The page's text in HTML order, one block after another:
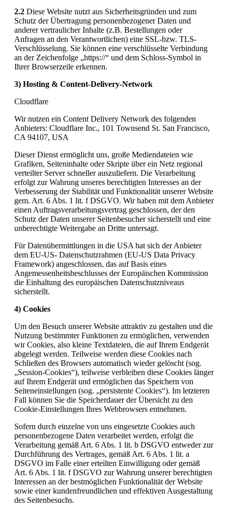
2.2 Diese Website nutzt aus Sicherheitsgründen und zum
Schutz der Übertragung personenbezogener Daten und
anderer vertraulicher Inhalte (z.B. Bestellungen oder
Anfragen an den Verantwortlichen) eine SSL-bzw. TLS-
Verschlüsselung. Sie können eine verschlüsselte Verbindung
an der Zeichenfolge „https://“ und dem Schloss-Symbol in
Ihrer Browserzeile erkennen.
3) Hosting & Content-Delivery-Network
Cloudflare
Wir nutzen ein Content Delivery Network des folgenden
Anbieters: Cloudflare Inc., 101 Townsend St. San Francisco,
CA 94107, USA
Dieser Dienst ermöglicht uns, große Mediendateien wie
Grafiken, Seiteninhalte oder Skripte über ein Netz regional
verteilter Server schneller auszuliefern. Die Verarbeitung
erfolgt zur Wahrung unseres berechtigten Interesses an der
Verbesserung der Stabilität und Funktionalität unserer Website
gem. Art. 6 Abs. 1 lit. f DSGVO. Wir haben mit dem Anbieter
einen Auftragsverarbeitungsvertrag geschlossen, der den
Schutz der Daten unserer Seitenbesucher sicherstellt und eine
unberechtigte Weitergabe an Dritte untersagt.
Für Datenübermittlungen in die USA hat sich der Anbieter
dem EU-US- Datenschutzrahmen (EU-US Data Privacy
Framework) angeschlossen, das auf Basis eines
Angemessenheitsbeschlusses der Europäischen Kommission
die Einhaltung des europäischen Datenschutzniveaus
sicherstellt.
4) Cookies
Um den Besuch unserer Website attraktiv zu gestalten und die
Nutzung bestimmter Funktionen zu ermöglichen, verwenden
wir Cookies, also kleine Textdateien, die auf Ihrem Endgerät
abgelegt werden. Teilweise werden diese Cookies nach
Schließen des Browsers automatisch wieder gelöscht (sog.
„Session-Cookies“), teilweise verbleiben diese Cookies länger
auf Ihrem Endgerät und ermöglichen das Speichern von
Seiteneinstellungen (sog. „persistente Cookies“). Im letzteren
Fall können Sie die Speicherdauer der Übersicht zu den
Cookie-Einstellungen Ihres Webbrowsers entnehmen.
Sofern durch einzelne von uns eingesetzte Cookies auch
personenbezogene Daten verarbeitet werden, erfolgt die
Verarbeitung gemäß Art. 6 Abs. 1 lit. b DSGVO entweder zur
Durchführung des Vertrages, gemäß Art. 6 Abs. 1 lit. a
DSGVO im Falle einer erteilten Einwilligung oder gemäß
Art. 6 Abs. 1 lit. f DSGVO zur Wahrung unserer berechtigten
Interessen an der bestmöglichen Funktionalität der Website
sowie einer kundenfreundlichen und effektiven Ausgestaltung
des Seitenbesuchs.